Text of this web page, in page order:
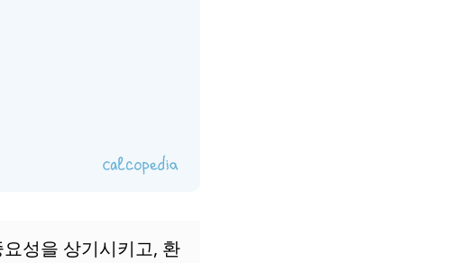
성을 상기시키고, 환